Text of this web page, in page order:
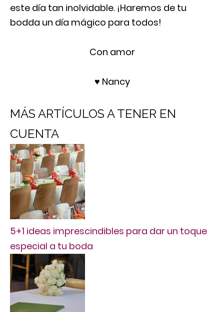
este día tan inolvidable. ¡Haremos de tu
bodda un día mágico para todos!
Con amor
♥ Nancy
MÁS ARTÍCULOS A TENER EN
CUENTA
5+1 ideas imprescindibles para dar un toque
especial a tu boda